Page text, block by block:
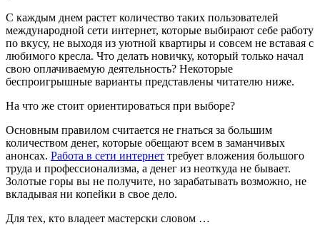
С каждым днем растет количество таких пользователей
международной сети интернет, которые выбирают себе работу
по вкусу, не выходя из уютной квартиры и совсем не вставая с
любимого кресла. Что делать новичку, который только начал
свою оплачиваемую деятельность? Некоторые
беспроигрышные варианты представлены читателю ниже.
На что же стоит ориентироваться при выборе?
Основным правилом считается не гнаться за большим
количеством денег, которые обещают всем в заманчивых
анонсах. Работа в сети интернет требует вложения большого
труда и профессионализма, а денег из неоткуда не бывает.
Золотые горы вы не получите, но зарабатывать возможно, не
вкладывая ни копейки в свое дело.
Для тех, кто владеет мастерски словом …